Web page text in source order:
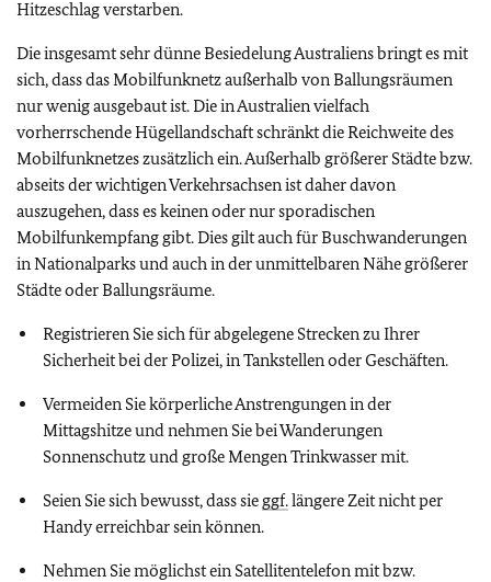
Hitzeschlag verstarben.
Die insgesamt sehr dünne Besiedelung Australiens bringt es mit
sich, dass das Mobilfunknetz außerhalb von Ballungsräumen
nur wenig ausgebaut ist. Die in Australien vielfach
vorherrschende Hügellandschaft schränkt die Reichweite des
Mobilfunknetzes zusätzlich ein. Außerhalb größerer Städte bzw.
abseits der wichtigen Verkehrsachsen ist daher davon
auszugehen, dass es keinen oder nur sporadischen
Mobilfunkempfang gibt. Dies gilt auch für Buschwanderungen
in Nationalparks und auch in der unmittelbaren Nähe größerer
Städte oder Ballungsräume.
Registrieren Sie sich für abgelegene Strecken zu Ihrer
Sicherheit bei der Polizei, in Tankstellen oder Geschäften.
Vermeiden Sie körperliche Anstrengungen in der
Mittagshitze und nehmen Sie bei Wanderungen
Sonnenschutz und große Mengen Trinkwasser mit.
Seien Sie sich bewusst, dass sie ggf.längere Zeit nicht per
Handy erreichbar sein können.
Nehmen Sie möglichst ein Satellitentelefon mit bzw.